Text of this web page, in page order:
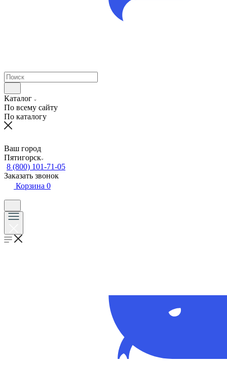
Каталог
По всему сайту
По каталогу
Ваш город
Пятигорск
8 (800) 101-71-05
Заказать звонок
Корзина 0